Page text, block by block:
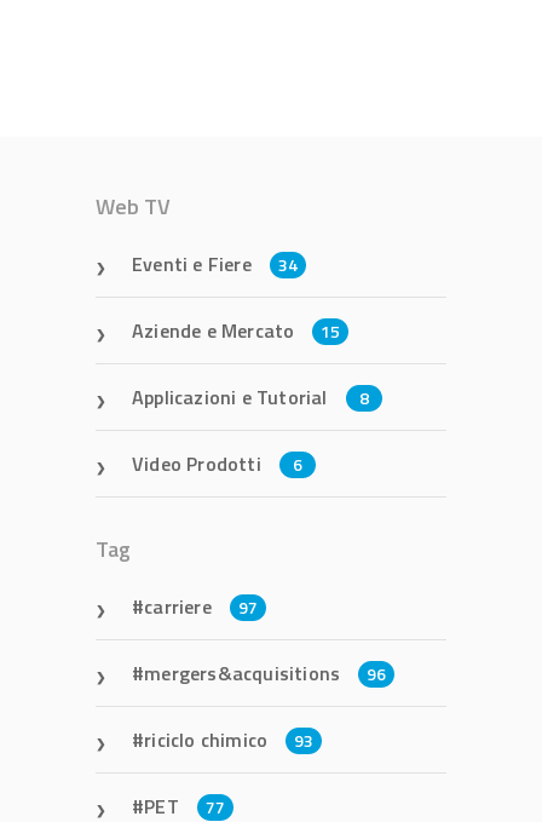
Web TV
Eventi e Fiere 34
Aziende e Mercato 15
Applicazioni e Tutorial 8
Video Prodotti 6
Tag
carriere 97
mergers&acquisitions 96
riciclo chimico 93
PET 77